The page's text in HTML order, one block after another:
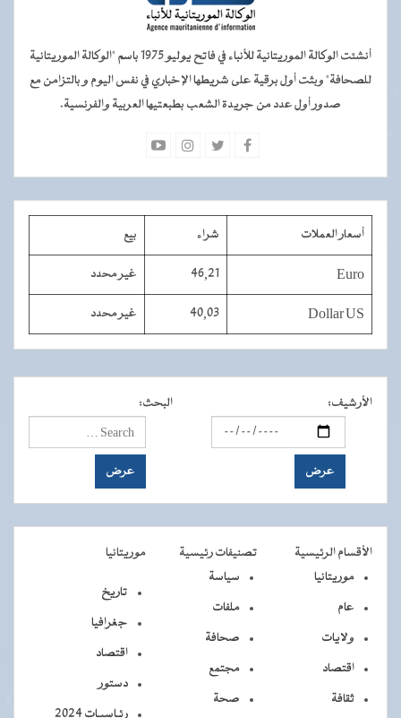
أنشئت الوكالة الموريتانية للأنباء في فاتح يوليو 1975 باسم "الوكالة الموريتانية
للصحافة" وبثت أول برقية على شريطها الإخباري في نفس اليوم و بالتزامن مع
صدور أول عدد من جريدة الشعب بطبعتيها العربية والفرنسية.
أسعار العملات شراء بيع
Euro
46,21 غير محدد
Dollar US
40,03 غير محدد
الأرشيف: البحث:
الأقسام الرئيسية تصنيفات رئيسية
موريتانيا
موريتانيا
عام
ولايات
اقتصاد
ثقافة
سياسة
ملفات
صحافة
مجتمع
صحة
تاريخ
جغرافيا
اقتصاد
دستور
رئـاسيـات 2024